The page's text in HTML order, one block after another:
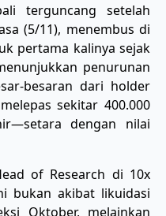
terguncang setelah
(5/11), menembus di
pertama kalinya sejak
penurunan
besaran dari holder
sekitar 400.000
dengan nilai
of Research di 10x
bukan akibat likuidasi
Oktober, melainkan